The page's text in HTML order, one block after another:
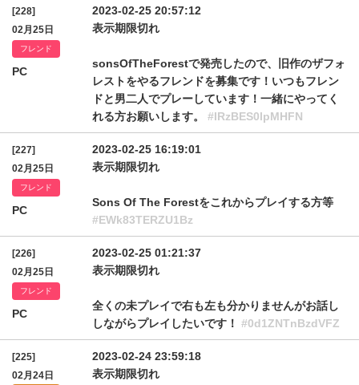
[228]
02月25日
フレンド
PC
2023-02-25 20:57:12
表示期限切れ
sonsOfTheForestで発売したので、旧作のザフォ
レストをやるフレンドを募集です！いつもフレン
ドと男二人でプレーしています！一緒にやってく
れる方お願いします。 #IRzBES0lpMHFN
[227]
02月25日
フレンド
PC
2023-02-25 16:19:01
表示期限切れ
Sons Of The Forestをこれからプレイする方等
#EWk83TERZU1Bz
[226]
02月25日
フレンド
PC
2023-02-25 01:21:37
表示期限切れ
全くの未プレイで右も左も分かりませんがお話し
しながらプレイしたいです！ #0d1ZNTnBzdVFZ
[225]
02月24日
2023-02-24 23:59:18
表示期限切れ